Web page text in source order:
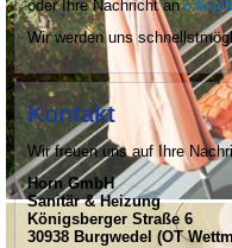
oder Ihre Nachricht an
Wir werden uns
Kontakt
Wir freuen uns auf Ihre
Horn GmbH
Sanitär & Heizung
Königsberger Straße 6
30938 Burgwedel (OT